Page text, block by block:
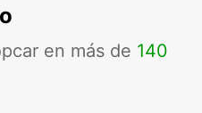
en más de 140